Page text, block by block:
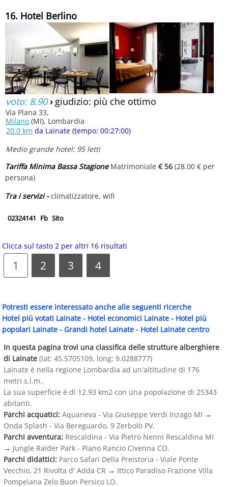
16. Hotel Berlino
voto: 8.90› giudizio: più che ottimo
Via Plana 33,
Milano (MI), Lombardia
20.0 km da Lainate (tempo: 00:27:00)
Medio grande hotel: 95 letti
Tariffa Minima Bassa StagioneMatrimoniale € 56 (28.00 € per
persona)
Tra i servizi -climatizzatore, wifi
02324141 Fb Sito
Clicca sul tasto 2 per altri 16 risultati
1 2 3 4
Potresti essere interessato anche alle seguenti ricerche
Hotel più votati Lainate - Hotel economici Lainate - Hotel più
popolari Lainate - Grandi hotel Lainate - Hotel Lainate centro
In questa pagina trovi una classifica delle strutture alberghiere
di Lainate (lat: 45.5705109, long: 9.0288777)
Lainate è nella regione Lombardia ad un'altitudine di 176
metri s.l.m..
La sua superficie è di 12.93 km2 con una popolazione di 25343
abitanti.
Parchi acquatici: Aquaneva - Via Giuseppe Verdi Inzago MI →
Onda Splash - Via Bereguardo, 9 Zerbolò PV.
Parchi avventura: Rescaldina - Via Pietro Nenni Rescaldina MI
→ Jungle Raider Park - Piano Rancio Civenna CO.
Parchi didattici: Parco Safari Della Preistoria - Viale Ponte
Vecchio, 21 Rivolta d' Adda CR → Ittico Paradiso Frazione Villa
Pompeiana Zelo Buon Persico LO.